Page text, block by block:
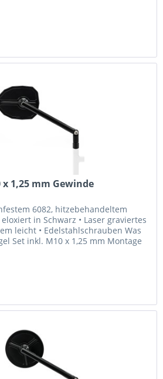
1,25 mm Gewinde
6082, hitzebehandeltem
in Schwarz • Laser graviertes
leicht • Edelstahlschrauben Was
Set inkl. M10 x 1,25 mm Montage